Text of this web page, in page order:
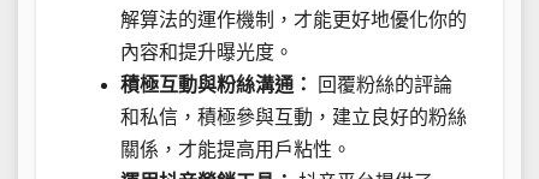
解算法的運作機制，才能更好地優化你的
內容和提升曝光度。
積極互動與粉絲溝通：
回覆粉絲的評論
和私信，積極參與互動，建立良好的粉絲
關係，才能提高用戶粘性。